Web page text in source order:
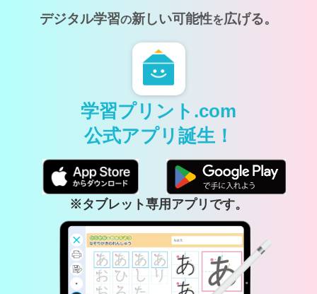
デジタル学習の新しい可能性を広げる。
学習プリント.com
公式アプリ誕生！
※タブレット専用アプリです。